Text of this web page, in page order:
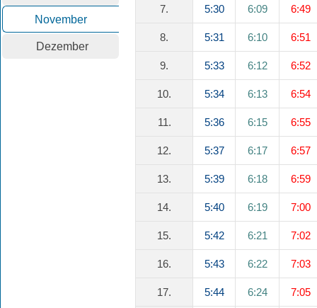
November
Dezember
7. 5:30 6:09 6:49
8. 5:31 6:10 6:51
9. 5:33 6:12 6:52
10. 5:34 6:13 6:54
11. 5:36 6:15 6:55
12. 5:37 6:17 6:57
13. 5:39 6:18 6:59
14. 5:40 6:19 7:00
15. 5:42 6:21 7:02
16. 5:43 6:22 7:03
17. 5:44 6:24 7:05